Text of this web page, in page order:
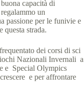
capacità di
un
passione per le funivie e
questa strada.
dei corsi di sci
Nazionali Invernali a
e Special Olympics
e per affrontare